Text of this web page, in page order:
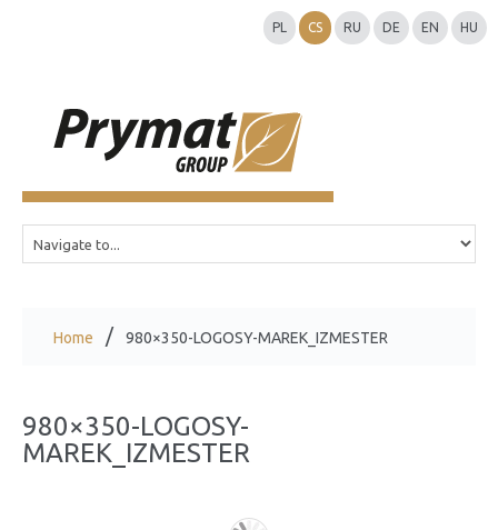
PL CS RU DE EN HU
Home 980×350-LOGOSY-MAREK_IZMESTER
980×350-LOGOSY-
MAREK_IZMESTER